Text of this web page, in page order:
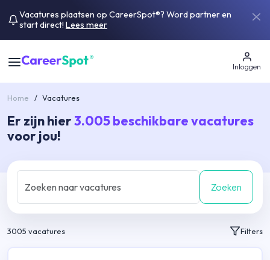
Vacatures plaatsen op CareerSpot®? Word partner en
start direct! Lees meer
Inloggen
Home / Vacatures
Er zijn hier3.005beschikbare vacatures
voor jou!
Zoeken
3005 vacatures Filters